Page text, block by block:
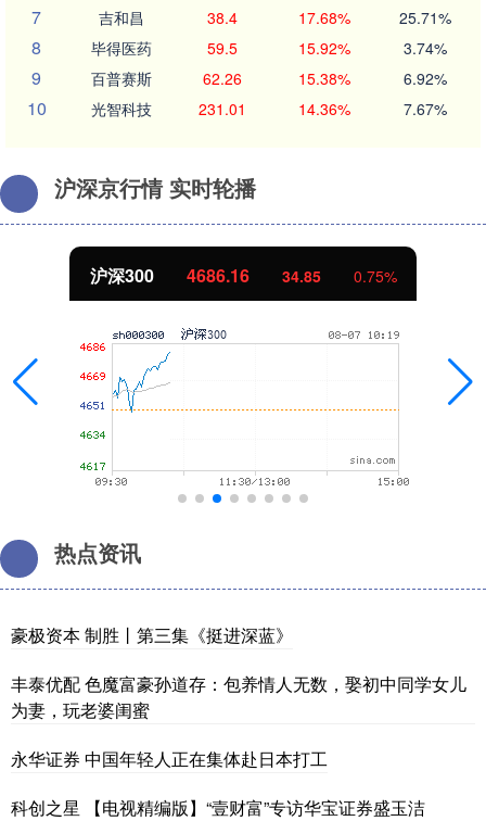
7 吉和昌 38.4 17.68% 25.71%
8 毕得医药 59.5 15.92% 3.74%
9 百普赛斯 62.26 15.38% 6.92%
10 光智科技 231.01 14.36% 7.67%
沪深京行情 实时轮播
沪深300 4686.16 34.85 0.75%
热点资讯
豪极资本 制胜丨第三集《挺进深蓝》
丰泰优配 色魔富豪孙道存：包养情人无数，娶初中同学女儿
为妻，玩老婆闺蜜
永华证券 中国年轻人正在集体赴日本打工
科创之星 【电视精编版】“壹财富”专访华宝证券盛玉洁